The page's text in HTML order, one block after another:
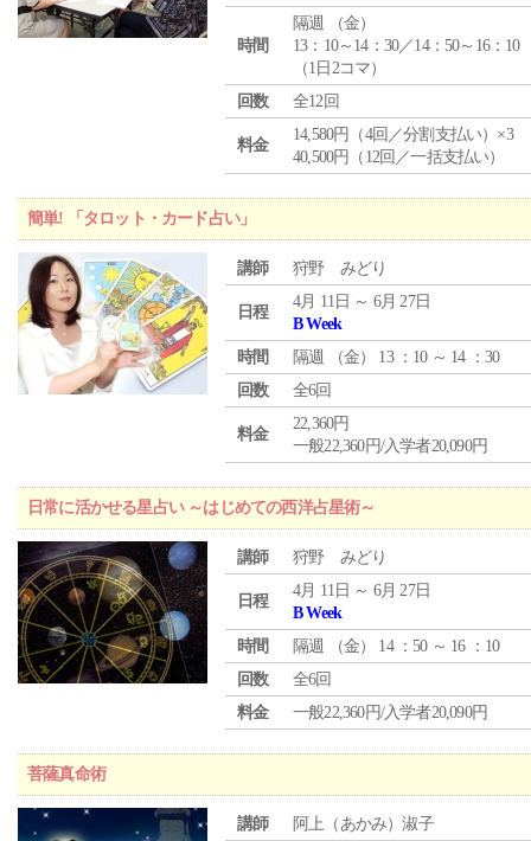
時間
隔週 （金）
13：10～14：30／14：50～16：10
（1日2コマ）
回数
全12回
料金
14,580円（4回／分割支払い）×3
40,500円（12回／一括支払い）
簡単! 「タロット・カード占い」
講師 狩野 みどり
日程
4月 11日 ～ 6月 27日
B Week
時間
隔週 （金） 13 ：10 ～ 14 ：30
回数
全6回
料金
22,360円
一般22,360円/入学者20,090円
日常に活かせる星占い ～はじめての西洋占星術～
講師 狩野 みどり
日程
4月 11日 ～ 6月 27日
B Week
時間
隔週 （金） 14 ：50 ～ 16 ：10
回数
全6回
料金
一般22,360円/入学者20,090円
菩薩真命術
講師 阿上（あかみ）淑子